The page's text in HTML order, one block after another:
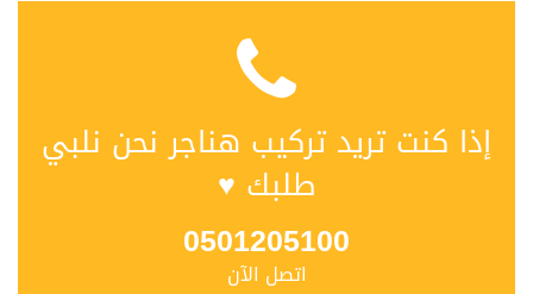
إذا كنت تريد تركيب هناجر نحن نلبي
طلبك ♥
0501205100
اتصل الآن